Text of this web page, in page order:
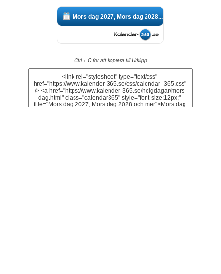
Mors dag 2027, Mors dag 2028...
Ctrl + C för att kopiera till Urklipp